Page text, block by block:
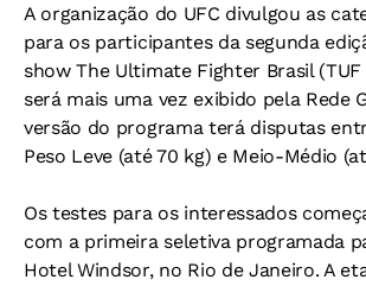
A organização do UFC divulgou as
para os participantes da segunda
show The Ultimate Fighter Brasil
será mais uma vez exibido pela Rede
versão do programa terá disputas
Peso Leve (até 70 kg) e Meio-Médio
Os testes para os interessados
com a primeira seletiva programada
Hotel Windsor, no Rio de Janeiro. A